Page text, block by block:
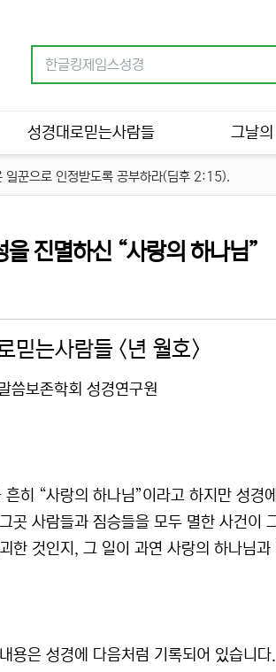
성경대로믿는사람들 그날
일꾼으로 인정받도록 공부하라(딤후 2:15).
을 진멸하신 “사랑의 하나님”
보
믿는사람들 <년 월호>
씀보존학회 성경연구원
흔히 “사랑의 하나님”이라고 하지만 성
곳 사람들과 짐승들을 모두 멸한 사건이
한 것인지, 그 일이 과연 사랑의 하나님과
용은 성경에 다음처럼 기록되어 있습니